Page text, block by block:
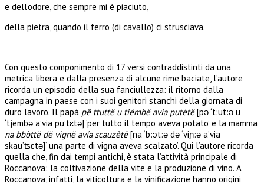
e dell’odore, che sempre mi è piaciuto,
della pietra, quando il ferro (di cavallo) ci strusciava.
Con questo componimento di 17 versi contraddistinti da una
metrica libera e dalla presenza di alcune rime baciate, l’autore
ricorda un episodio della sua fanciullezza: il ritorno dalla
campagna in paese con i suoi genitori stanchi della giornata di
duro lavoro. Il papà pë ttuttë u tiémbë avía putètë[pə ‘t:ut:ə u
‘tjembə a’via pu’tɛtə] ‘per tutto il tempo aveva potato’ e la mamma
na bbòttë dë vignë avía scauzètë[na ‘b:ɔt:ə də ‘viɲ:ə a’via
skau’ʦɛtə]‘ una parte di vigna aveva scalzato’. Qui l’autore ricorda
quella che, fin dai tempi antichi, è stata l’attività principale di
Roccanova: la coltivazione della vite e la produzione di vino. A
Roccanova, infatti, la viticoltura e la vinificazione hanno origini